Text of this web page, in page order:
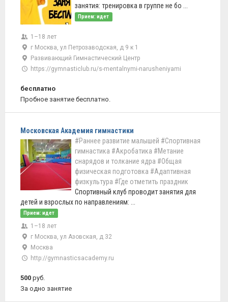
занятия: тренировка в группе не бо ...
Прием: идет
1–18 лет
г Москва, ул Петрозаводская, д 9 к 1
Развивающий Гимнастический Центр
https://gymnasticlub.ru/s-mentalnymi-narusheniyami
бесплатно
Пробное занятие бесплатно.
Московская Академия гимнастики
#Раннее развитие малышей #Спортивная
гимнастика #Акробатика #Метание
снарядов и толкание ядра #Общая
физическая подготовка #Адаптивная
физкультура #Где отметить праздник
Спортивный клуб проводит занятия для
детей и взрослых по направлениям: ...
Прием: идет
1–18 лет
г Москва, ул Азовская, д 32
Москва
http://gymnasticsacademy.ru
500 руб.
За одно занятие